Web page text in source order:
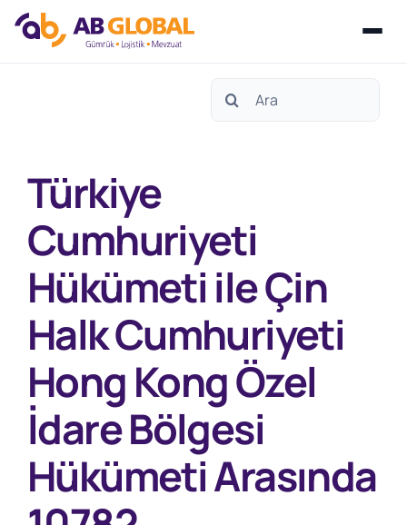
Search
Türkiye
Cumhuriyeti
Hükümeti ile Çin
Halk Cumhuriyeti
Hong Kong Özel
İdare Bölgesi
Hükümeti Arasında